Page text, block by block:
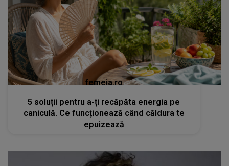
femeia.ro
5 soluții pentru a-ți recăpăta energia pe
caniculă. Ce funcționează când căldura te
epuizează